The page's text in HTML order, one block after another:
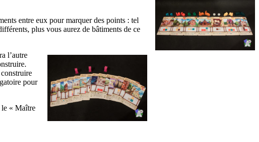
entre eux pour marquer des points : tel
plus vous aurez de bâtiments de ce
l’autre
pour
le « Maître